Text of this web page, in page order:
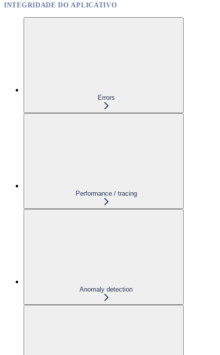
INTEGRIDADE DO APLICATIVO
Errors
Performance / tracing
Anomaly detection